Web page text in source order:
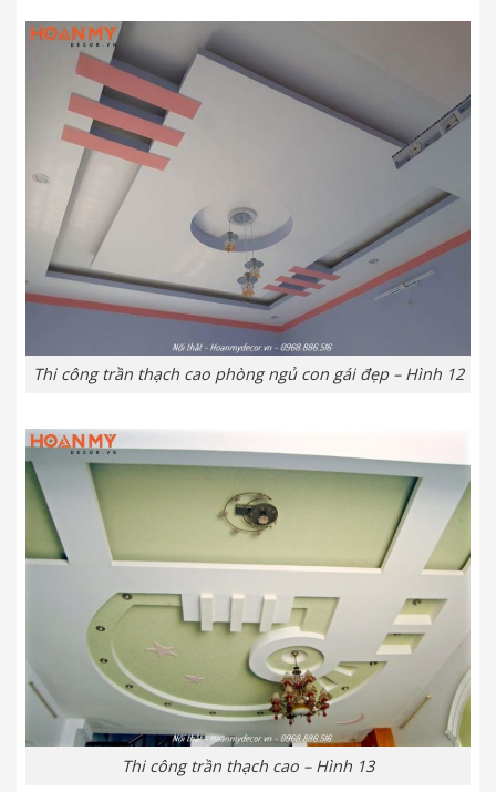
Thi công trần thạch cao phòng ngủ con gái đẹp – Hình 12
Thi công trần thạch cao – Hình 13